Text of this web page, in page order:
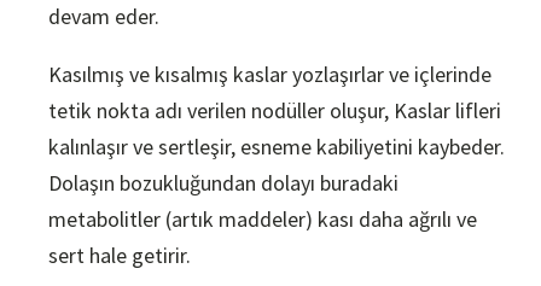
devam eder.
Kasılmış ve kısalmış kaslar yozlaşırlar ve içlerinde
tetik nokta adı verilen nodüller oluşur, Kaslar lifleri
kalınlaşır ve sertleşir, esneme kabiliyetini kaybeder.
Dolaşın bozukluğundan dolayı buradaki
metabolitler (artık maddeler) kası daha ağrılı ve
sert hale getirir.